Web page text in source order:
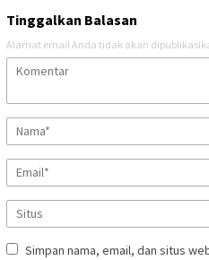
Tinggalkan Balasan
Alamat email Anda tidak akan
Simpan nama, email, dan situs